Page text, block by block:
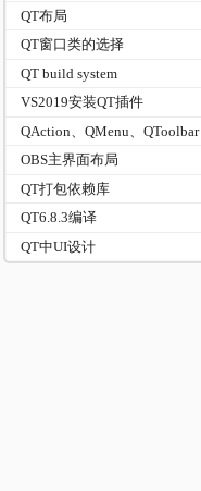
QT布局
QT窗口类的选择
QT build system
VS2019安装QT插件
QAction、QMenu、QToolbar
OBS主界面布局
QT打包依赖库
QT6.8.3编译
QT中UI设计